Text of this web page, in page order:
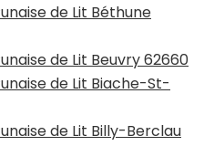
de Lit Béthune
de Lit Beuvry 62660
de Lit Biache-St-
de Lit Billy-Berclau